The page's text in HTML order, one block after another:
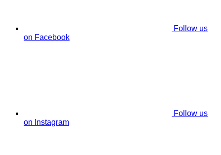
Follow us
on Facebook
Follow us
on Instagram